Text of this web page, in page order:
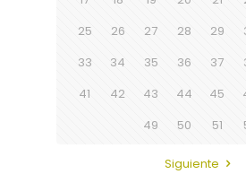
25
26 27 28 29
33
34 35 36 37
41
42 43 44 45
49
50 51
Siguiente